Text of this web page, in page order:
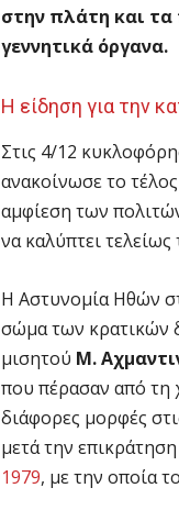
στην πλάτη και τα
γεννητικά όργανα.
Η είδηση για την
Στις 4/12
ανακοίνωσε το
αμφίεση των
να καλύπτει τελείως
Η Αστυνομία Ηθών
σώμα των κρατικών
μισητού Μ.
που πέρασαν από τη
διάφορες μορφές
μετά την
1979, με την οποία